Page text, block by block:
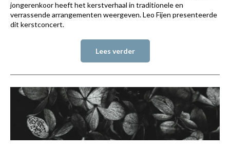
jongerenkoor heeft het kerstverhaal in traditionele en
verrassende arrangementen weergeven. Leo Fijen presenteerde
dit kerstconcert.
Lees verder